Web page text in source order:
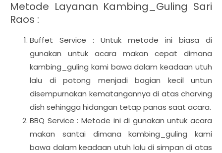
Metode Layanan Kambing_Guling Sari
Raos :
Buffet Service : Untuk metode ini biasa di
gunakan untuk acara makan cepat dimana
kambing_guling kami bawa dalam keadaan utuh
lalu di potong menjadi bagian kecil untun
disempurnakan kematangannya di atas charving
dish sehingga hidangan tetap panas saat acara.
BBQ Service : Metode ini di gunakan untuk acara
makan santai dimana kambing_guling kami
bawa dalam keadaan utuh lalu di simpan di atas